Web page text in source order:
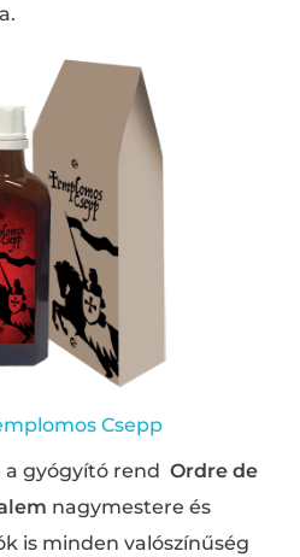
Csepp
a gyógyító rend Ordre de
nagymestere és
is minden valószínűség